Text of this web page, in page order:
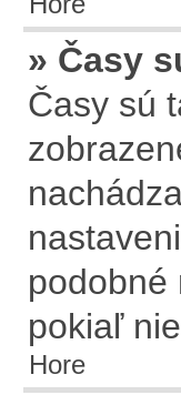
» Časy
Časy sú
podobné
pokiaľ
Hore